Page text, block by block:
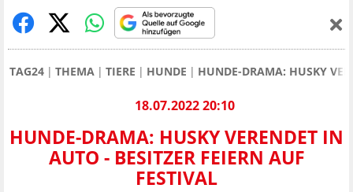
TAG24 THEMA TIERE HUNDE HUNDE-DRAMA: HUSKY
18.07.2022 20:10
HUNDE-DRAMA: HUSKY VERENDET IN
AUTO - BESITZER FEIERN AUF
FESTIVAL